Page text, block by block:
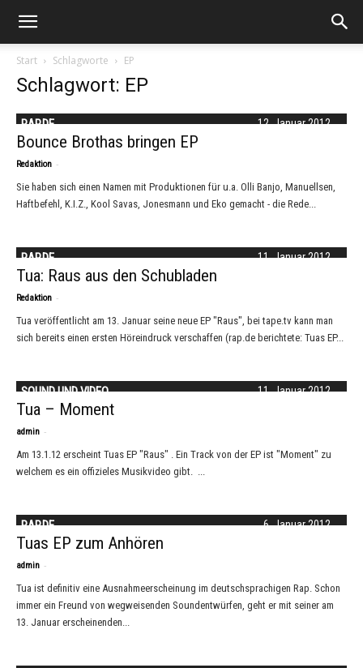
Start Schlagworte EP
Schlagwort: EP
12. Januar 2012
RAP.DE
Bounce Brothas bringen EP
Redaktion -
Sie haben sich einen Namen mit Produktionen für u.a. Olli Banjo, Manuellsen,
Haftbefehl, K.I.Z., Kool Savas, Jonesmann und Eko gemacht - die Rede...
11. Januar 2012
RAP.DE
Tua: Raus aus den Schubladen
Redaktion -
Tua veröffentlicht am 13. Januar seine neue EP "Raus", bei tape.tv kann man
sich bereits einen ersten Höreindruck verschaffen (rap.de berichtete: Tuas EP...
11. Januar 2012
SOUND UND VIDEO
Tua – Moment
admin -
Am 13.1.12 erscheint Tuas EP "Raus" . Ein Track von der EP ist "Moment" zu
welchem es ein offizieles Musikvideo gibt. ...
6. Januar 2012
RAP.DE
Tuas EP zum Anhören
admin -
Tua ist definitiv eine Ausnahmeerscheinung im deutschsprachigen Rap. Schon
immer ein Freund von wegweisenden Soundentwürfen, geht er mit seiner am
13. Januar erscheinenden...